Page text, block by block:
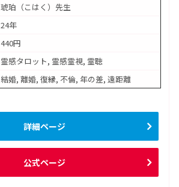
琥珀（こはく）先生
24年
440円
霊感タロット, 霊感霊視, 霊聴
結婚, 離婚, 復縁, 不倫, 年の差, 遠距離
詳細ページ
公式ページ